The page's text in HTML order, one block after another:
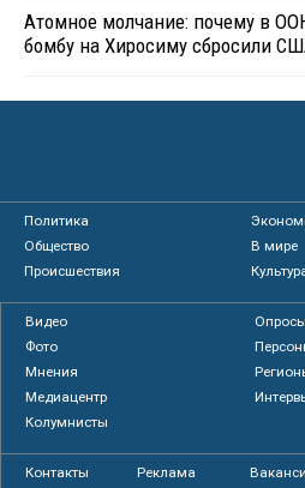
Атомное молчание: почему в
бомбу на Хиросиму сбросили
Политика
Общество
В мире
Происшествия
Видео
Опросы
Фото
Мнения
Медиацентр
Колумнисты
Контакты Реклама